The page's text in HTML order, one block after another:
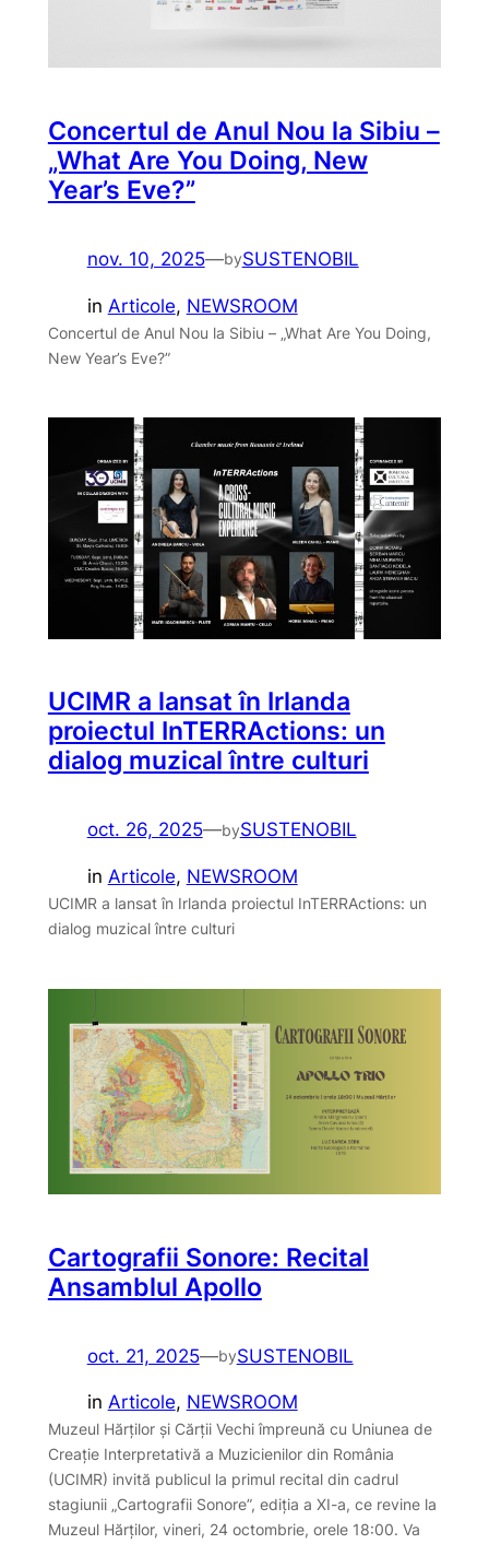
Concertul de Anul Nou la Sibiu –
„What Are You Doing, New
Year’s Eve?”
nov. 10, 2025—bySUSTENOBIL
in Articole, NEWSROOM
Concertul de Anul Nou la Sibiu – „What Are You Doing,
New Year’s Eve?”
UCIMR a lansat în Irlanda
proiectul InTERRActions: un
dialog muzical între culturi
oct. 26, 2025—bySUSTENOBIL
in Articole, NEWSROOM
UCIMR a lansat în Irlanda proiectul InTERRActions: un
dialog muzical între culturi
Cartografii Sonore: Recital
Ansamblul Apollo
oct. 21, 2025—bySUSTENOBIL
in Articole, NEWSROOM
Muzeul Hărților și Cărții Vechi împreună cu Uniunea de
Creație Interpretativă a Muzicienilor din România
(UCIMR) invită publicul la primul recital din cadrul
stagiunii „Cartografii Sonore”, ediția a XI-a, ce revine la
Muzeul Hărților, vineri, 24 octombrie, orele 18:00. Va